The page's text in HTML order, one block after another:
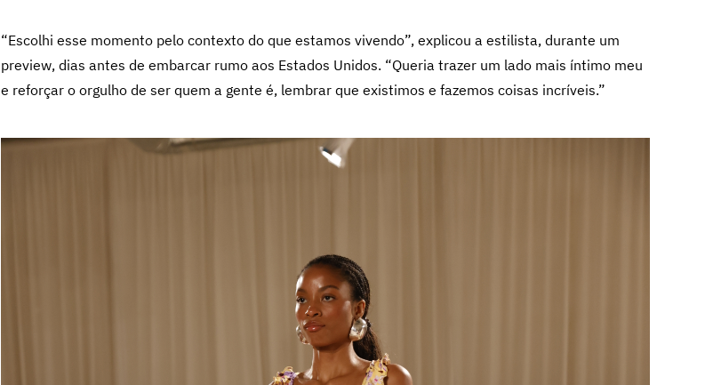
“Escolhi esse momento pelo contexto do que estamos vivendo”, explicou a estilista, durante um
preview, dias antes de embarcar rumo aos Estados Unidos. “Queria trazer um lado mais íntimo meu
e reforçar o orgulho de ser quem a gente é, lembrar que existimos e fazemos coisas incríveis.”